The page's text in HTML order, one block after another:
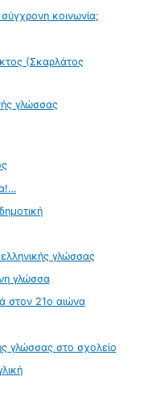
κοινωνία;
(Σκαρλάτος
γλώσσας
γλώσσας
γλώσσα
στον 21ο αιώνα
γλώσσας στο σχολείο